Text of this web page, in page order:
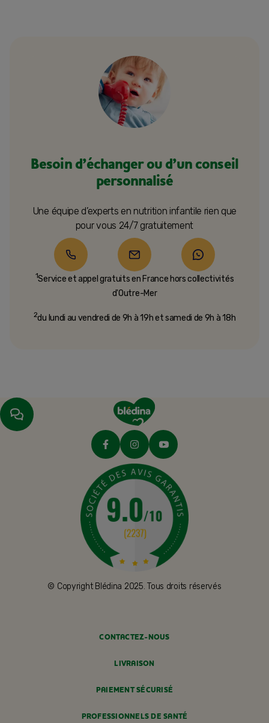
Besoin d’échanger ou d’un conseil
personnalisé
Une équipe d’experts en nutrition infantile rien que
pour vous 24/7 gratuitement
1Service et appel gratuits en France hors collectivités
d'Outre-Mer​
2du lundi au vendredi de 9h à 19h et samedi de 9h à 18h
© Copyright Blédina 2025. Tous droits réservés
CONTACTEZ-NOUS
LIVRAISON
PAIEMENT SÉCURISÉ
PROFESSIONNELS DE SANTÉ